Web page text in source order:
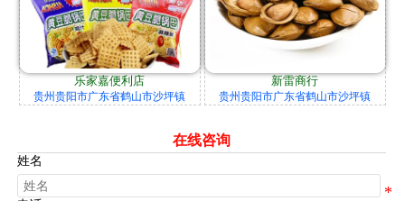
乐家嘉便利店
贵州贵阳市广东省鹤山市沙坪镇
新雷商行
贵州贵阳市广东省鹤山市沙坪镇
在线咨询
姓名